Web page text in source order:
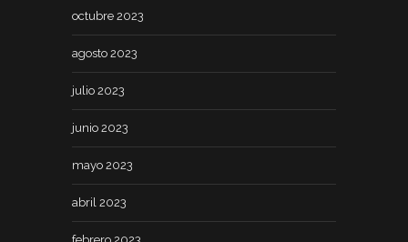
octubre 2023
agosto 2023
julio 2023
junio 2023
mayo 2023
abril 2023